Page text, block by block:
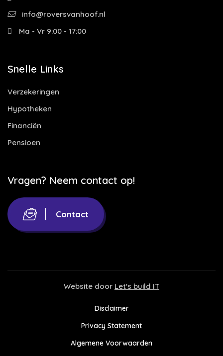
info@roversvanhoof.nl
Ma - Vr 9:00 - 17:00
Snelle Links
Verzekeringen
Hypotheken
Financiën
Pensioen
Vragen? Neem contact op!
Contact
Website door Let's build IT
Disclaimer
Privacy Statement
Algemene Voorwaarden